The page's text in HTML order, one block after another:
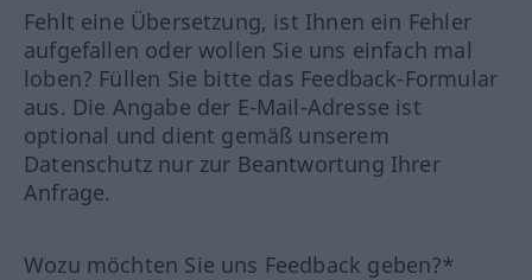
Fehlt eine Übersetzung, ist Ihnen ein Fehler
aufgefallen oder wollen Sie uns einfach mal
loben? Füllen Sie bitte das Feedback-Formular
aus. Die Angabe der E-Mail-Adresse ist
optional und dient gemäß unserem
Datenschutz nur zur Beantwortung Ihrer
Anfrage.
Wozu möchten Sie uns Feedback geben?*